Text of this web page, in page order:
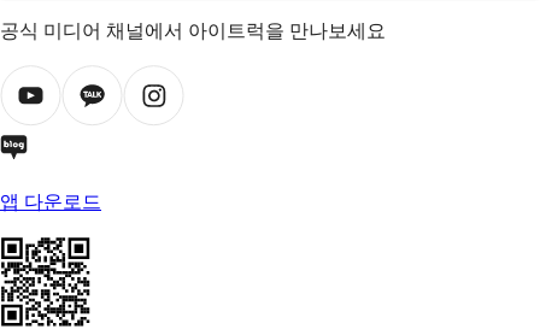
공식 미디어 채널에서 아이트럭을 만나보세요
앱 다운로드